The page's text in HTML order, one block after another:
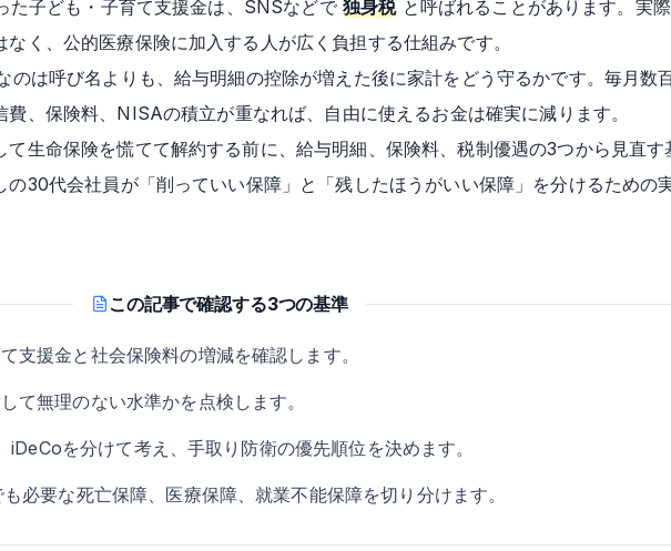
子ども・子育て支援金は、SNSなどで 独身税と呼ばれることがあります。実
く、公的医療保険に加入する人が広く負担する仕組みです。
のは呼び名よりも、給与明細の控除が増えた後に家計をどう守るかです。毎月数
、保険料、NISAの積立が重なれば、自由に使えるお金は確実に減ります。
て生命保険を慌てて解約する前に、給与明細、保険料、税制優遇の3つから見直す
30代会社員が「削っていい保障」と「残したほうがいい保障」を分けるための
この記事で確認する3つの基準
支援金と社会保険料の増減を確認します。
て無理のない水準かを点検します。
を分けて考え、手取り防衛の優先順位を決めます。
必要な死亡保障、医療保障、就業不能保障を切り分けます。